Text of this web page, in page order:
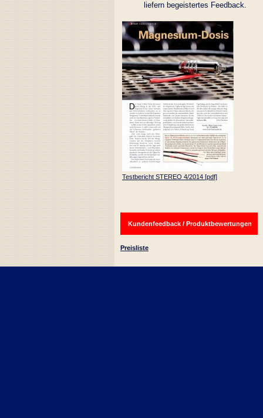
liefern begeistertes Feedback.
Testbericht STEREO 4/2014 [pdf]
Kundenfeedback / Produktbewertungen
Preisliste